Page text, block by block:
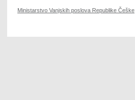
Ministarstvo Vanjskih poslova Republike Češke